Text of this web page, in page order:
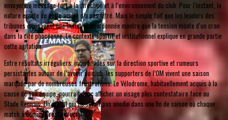
envoyer un message fort à la direction et à l’environnement du club. Pour l’instant, la
nature exacte de cette action n’a pas filtré. Mais le simple fait que les leaders des
tribunes envisagent une initiative coordonnée montre que la tension monte d’un cran
dans la cité phocéenne. Le contexte sportif et institutionnel explique en grande partie
cette agitation.
Entre résultats irréguliers, incertitudes sur la direction sportive et rumeurs
persistantes autour de l’avenir du club, les supporters de l’OM vivent une saison
marquée par de nombreuses frustrations. Le Vélodrome, habituellement acquis à la
cause de son équipe, pourrait donc afficher un visage plus contestataire face au
Stade Rennais. Un signal qui ne serait pas anodin dans une fin de saison où chaque
match à domicile reste crucial.